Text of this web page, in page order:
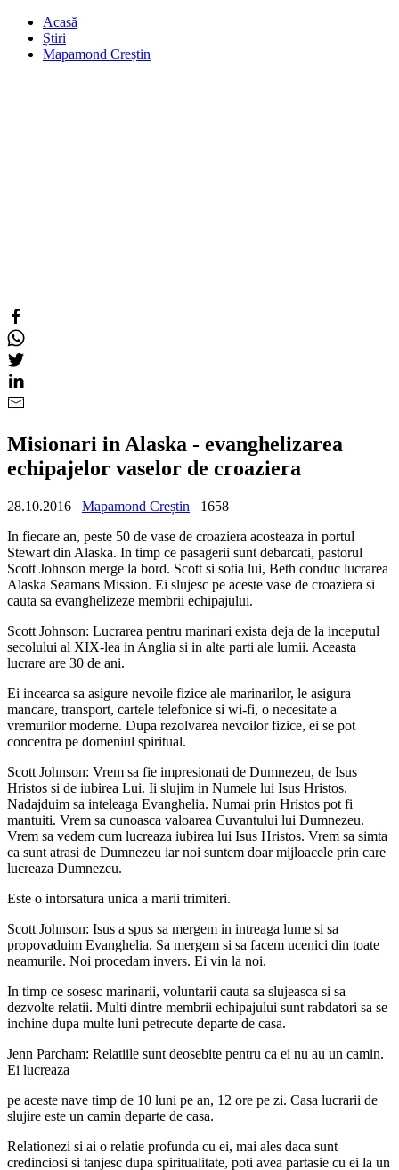
Acasă
Știri
Mapamond Creștin
Misionari in Alaska - evanghelizarea
echipajelor vaselor de croaziera
28.10.2016 Mapamond Creștin
1658
In fiecare an, peste 50 de vase de croaziera acosteaza in portul
Stewart din Alaska. In timp ce pasagerii sunt debarcati, pastorul
Scott Johnson merge la bord. Scott si sotia lui, Beth conduc lucrarea
Alaska Seamans Mission. Ei slujesc pe aceste vase de croaziera si
cauta sa evanghelizeze membrii echipajului.
Scott Johnson: Lucrarea pentru marinari exista deja de la inceputul
secolului al XIX-lea in Anglia si in alte parti ale lumii. Aceasta
lucrare are 30 de ani.
Ei incearca sa asigure nevoile fizice ale marinarilor, le asigura
mancare, transport, cartele telefonice si wi-fi, o necesitate a
vremurilor moderne. Dupa rezolvarea nevoilor fizice, ei se pot
concentra pe domeniul spiritual.
Scott Johnson: Vrem sa fie impresionati de Dumnezeu, de Isus
Hristos si de iubirea Lui. Ii slujim in Numele lui Isus Hristos.
Nadajduim sa inteleaga Evanghelia. Numai prin Hristos pot fi
mantuiti. Vrem sa cunoasca valoarea Cuvantului lui Dumnezeu.
Vrem sa vedem cum lucreaza iubirea lui Isus Hristos. Vrem sa simta
ca sunt atrasi de Dumnezeu iar noi suntem doar mijloacele prin care
lucreaza Dumnezeu.
Este o intorsatura unica a marii trimiteri.
Scott Johnson: Isus a spus sa mergem in intreaga lume si sa
propovaduim Evanghelia. Sa mergem si sa facem ucenici din toate
neamurile. Noi procedam invers. Ei vin la noi.
In timp ce sosesc marinarii, voluntarii cauta sa slujeasca si sa
dezvolte relatii. Multi dintre membrii echipajului sunt rabdatori sa se
inchine dupa multe luni petrecute departe de casa.
Jenn Parcham: Relatiile sunt deosebite pentru ca ei nu au un camin.
Ei lucreaza
pe aceste nave timp de 10 luni pe an, 12 ore pe zi. Casa lucrarii de
slujire este un camin departe de casa.
Relationezi si ai o relatie profunda cu ei, mai ales daca sunt
credinciosi si tanjesc dupa spiritualitate, poti avea partasie cu ei la un